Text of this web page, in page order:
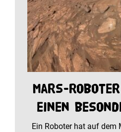
Mars-
einen
Ein Roboter hat auf dem